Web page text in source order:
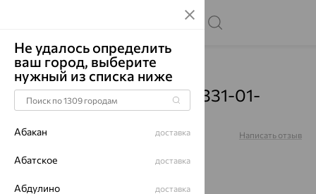
Главная Каталог Цепи
Цепь, золото, красный, 331-01-
0060-30205
Артикул: Написать отзыв
Не удалось определить
ваш город, выберите
нужный из списка ниже
Абакан доставка
Абатское доставка
Абдулино доставка